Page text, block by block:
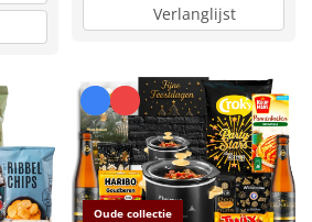
Verlanglijst
Oude collectie